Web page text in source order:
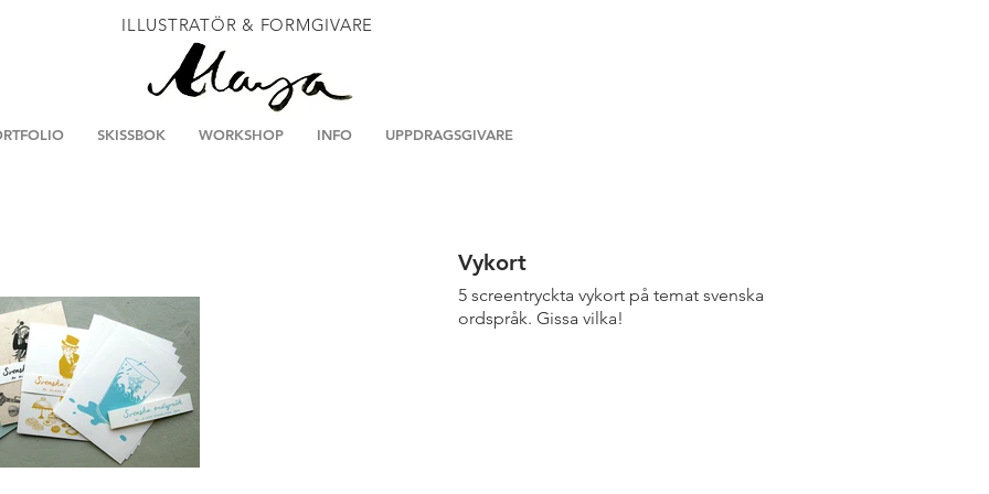
ILLUSTRATÖR & FORMGIVARE
SKISSBOK WORKSHOP INFO UPPDRAGSGIVARE
Vykort
5 screentryckta vykort på temat svenska
ordspråk. Gissa vilka!